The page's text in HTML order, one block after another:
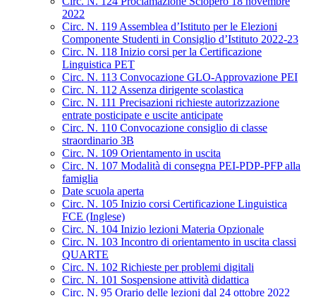
2022
Circ. N. 119 Assemblea d’Istituto per le Elezioni
Componente Studenti in Consiglio d’Istituto 2022-23
Circ. N. 118 Inizio corsi per la Certificazione
Linguistica PET
Circ. N. 113 Convocazione GLO-Approvazione PEI
Circ. N. 112 Assenza dirigente scolastica
Circ. N. 111 Precisazioni richieste autorizzazione
entrate posticipate e uscite anticipate
Circ. N. 110 Convocazione consiglio di classe
straordinario 3B
Circ. N. 109 Orientamento in uscita
Circ. N. 107 Modalità di consegna PEI-PDP-PFP alla
famiglia
Date scuola aperta
Circ. N. 105 Inizio corsi Certificazione Linguistica
FCE (Inglese)
Circ. N. 104 Inizio lezioni Materia Opzionale
Circ. N. 103 Incontro di orientamento in uscita classi
QUARTE
Circ. N. 102 Richieste per problemi digitali
Circ. N. 101 Sospensione attività didattica
Circ. N. 95 Orario delle lezioni dal 24 ottobre 2022